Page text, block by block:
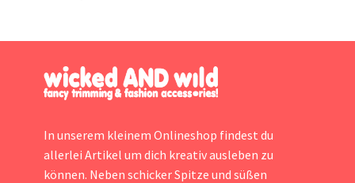
In unserem kleinem Onlineshop findest du
allerlei Artikel um dich kreativ ausleben zu
können. Neben schicker Spitze und süßen